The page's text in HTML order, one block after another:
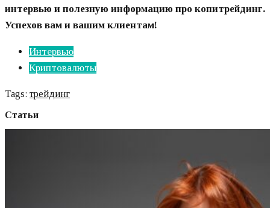
интервью и полезную информацию про копитрейдинг.
Успехов вам и вашим клиентам!
Интервью
Криптовалюты
Tags: трейдинг
Статьи